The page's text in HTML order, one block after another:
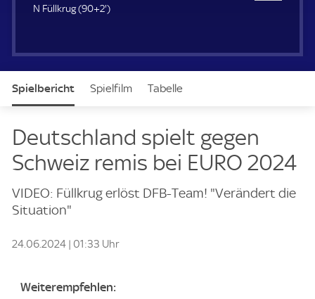
i
t
e
N Füllkrug (90+2'9
u
)
Spielbericht Spielfilm Tabelle
Deutschland spielt gegen
Schweiz remis bei EURO 2024
VIDEO: Füllkrug erlöst DFB-Team! "Verändert die
Situation"
24.06.2024 | 01:33 Uhr
Weiterempfehlen: